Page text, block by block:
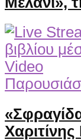
Video